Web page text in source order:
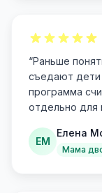
“Раньше
съедают дети
программа
отдельно для
ЕМ
Елена
Мама